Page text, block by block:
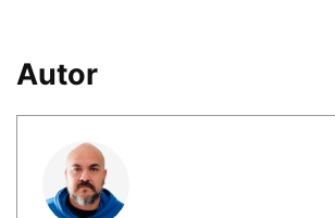
Autor